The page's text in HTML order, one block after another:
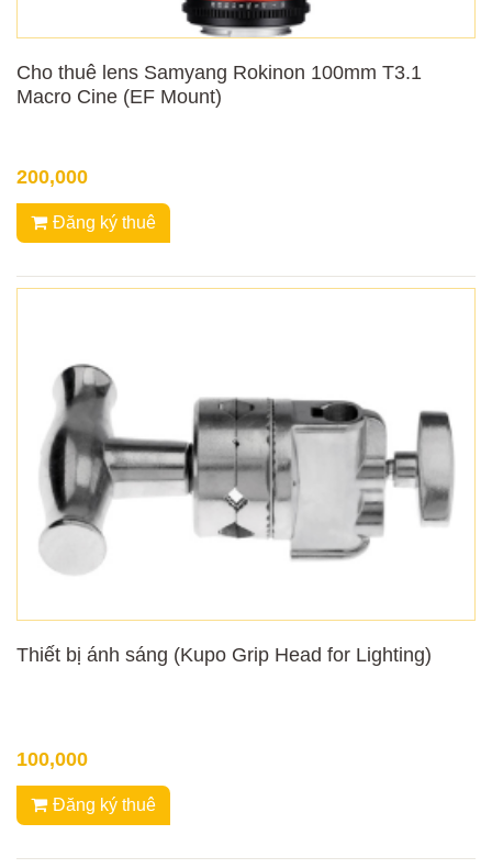
Cho thuê lens Samyang Rokinon 100mm T3.1
Macro Cine (EF Mount)
200,000
Đăng ký thuê
Thiết bị ánh sáng (Kupo Grip Head for Lighting)
100,000
Đăng ký thuê